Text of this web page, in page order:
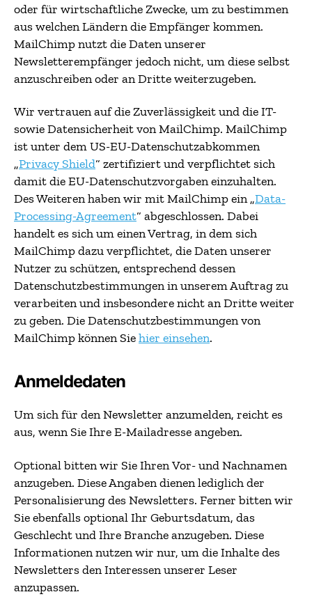
oder für wirtschaftliche Zwecke, um zu bestimmen
aus welchen Ländern die Empfänger kommen.
MailChimp nutzt die Daten unserer
Newsletterempfänger jedoch nicht, um diese selbst
anzuschreiben oder an Dritte weiterzugeben.
Wir vertrauen auf die Zuverlässigkeit und die IT-
sowie Datensicherheit von MailChimp. MailChimp
ist unter dem US-EU-Datenschutzabkommen
„Privacy Shield“ zertifiziert und verpflichtet sich
damit die EU-Datenschutzvorgaben einzuhalten.
Des Weiteren haben wir mit MailChimp ein „Data-
Processing-Agreement“ abgeschlossen. Dabei
handelt es sich um einen Vertrag, in dem sich
MailChimp dazu verpflichtet, die Daten unserer
Nutzer zu schützen, entsprechend dessen
Datenschutzbestimmungen in unserem Auftrag zu
verarbeiten und insbesondere nicht an Dritte weiter
zu geben. Die Datenschutzbestimmungen von
MailChimp können Siehier einsehen.
Anmeldedaten
Um sich für den Newsletter anzumelden, reicht es
aus, wenn Sie Ihre E-Mailadresse angeben.
Optional bitten wir Sie Ihren Vor- und Nachnamen
anzugeben. Diese Angaben dienen lediglich der
Personalisierung des Newsletters. Ferner bitten wir
Sie ebenfalls optional Ihr Geburtsdatum, das
Geschlecht und Ihre Branche anzugeben. Diese
Informationen nutzen wir nur, um die Inhalte des
Newsletters den Interessen unserer Leser
anzupassen.